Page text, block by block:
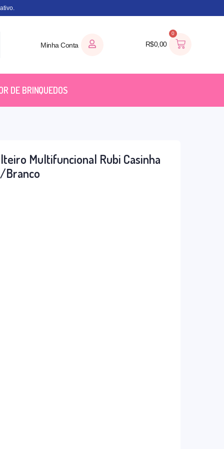
Minha Conta R$0,00
0
DE BRINQUEDOS
Multifuncional Rubi Casinha
Branco